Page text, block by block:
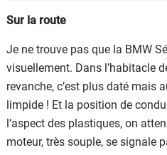
Sur la route
Je ne trouve pas que la BMW
visuellement. Dans l’habitacle
revanche, c’est plus daté mais
limpide ! Et la position de
l’aspect des plastiques, on
moteur, très souple, se signale